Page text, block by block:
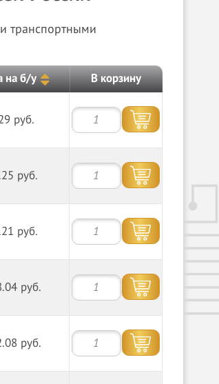
транспортными
на б/у В корзину
руб.
руб.
руб.
руб.
руб.